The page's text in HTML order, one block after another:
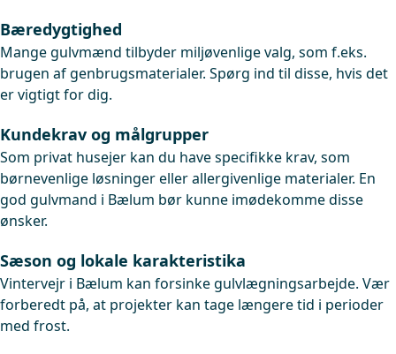
Bæredygtighed
Mange gulvmænd tilbyder miljøvenlige valg, som f.eks.
brugen af genbrugsmaterialer. Spørg ind til disse, hvis det
er vigtigt for dig.
Kundekrav og målgrupper
Som privat husejer kan du have specifikke krav, som
børnevenlige løsninger eller allergivenlige materialer. En
god gulvmand i Bælum bør kunne imødekomme disse
ønsker.
Sæson og lokale karakteristika
Vintervejr i Bælum kan forsinke gulvlægningsarbejde. Vær
forberedt på, at projekter kan tage længere tid i perioder
med frost.